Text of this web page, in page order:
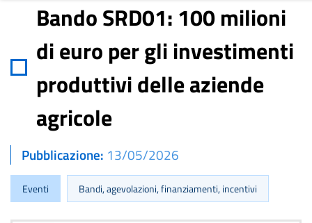
Bando SRD01: 100 milioni
di euro per gli investimenti
produttivi delle aziende
agricole
Pubblicazione 13/05/2026
Eventi Bandi, agevolazioni, finanziamenti, incentivi